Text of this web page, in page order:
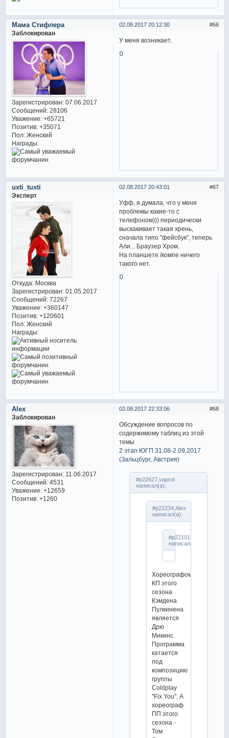
66
02.08.2017 20:12:30
Мама Стифлера
Заблокирован
Зарегистрирован: 07.06.2017
Сообщений:28106
Уважение: +65721
Позитив: +35071
Пол:Женский
Награды:
У меня возникает.
0
67
02.08.2017 20:43:01
uxti_tuxti
Эксперт
Откуда:Москва
Зарегистрирован: 01.05.2017
Сообщений:72267
Уважение: +360147
Позитив: +120601
Пол:Женский
Награды:
Уфф, я думала, что у меня
проблемы какие-то с
телефоном))) периодически
выскакивает такая хрень,
сначала типо "фейсбук", теперь
Али... Браузер Хром.
На планшете /компе ничего
такого нет.
0
68
02.08.2017 22:33:06
Alex
Заблокирован
Зарегистрирован: 11.06.2017
Сообщений:4531
Уважение: +12659
Позитив: +1260
Обсуждение вопросов по
содержимому таблиц из этой
темы
2 этап ЮГП 31.08-2.09.2017
(Зальцбург, Австрия)
#p22627,vaprol
написал(а):
#p22234,Alex
написал(а):
#p22101,vaprol
написал(а):
Хореографом
КП этого
сезона
Кэмдена
Пулкинена
является
Дрю
Микинс.
Программа
катается
под
композицию
группы
Coldplay
"Fix You". А
хореограф
ПП этого
сезона -
Том